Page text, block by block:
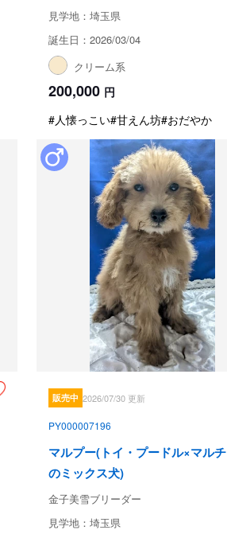
見学地：埼玉県
誕生日：2026/03/04
クリーム系
200,000 円
#人懐っこい#甘えん坊#おだやか
販売中 2026/07/30 更新
PY000007196
マルプー(トイ・プードル×マル
のミックス犬)
金子美雪ブリーダー
見学地：埼玉県